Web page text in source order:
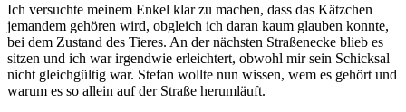
Ich versuchte meinem Enkel klar zu machen, dass das Kätzchen
jemandem gehören wird, obgleich ich daran kaum glauben konnte,
bei dem Zustand des Tieres. An der nächsten Straßenecke blieb es
sitzen und ich war irgendwie erleichtert, obwohl mir sein Schicksal
nicht gleichgültig war. Stefan wollte nun wissen, wem es gehört und
warum es so allein auf der Straße herumläuft.